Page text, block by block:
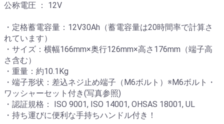
公称電圧 ： 12V
・定格蓄電容量：12V30Ah（蓄電容量は20時間率で計算さ
れています）
・サイズ：横幅166mm×奥行126mm×高さ176mm（端子高
さ含む）
・重量：約10.1Kg
・端子形状：差込ネジ止め端子（M6ボルト）※M6ボルト・
ワッシャーセット付き(写真参照)
・認証規格： ISO 9001, ISO 14001, OHSAS 18001, UL
・持ち運びに便利な手持ちハンドル付き！